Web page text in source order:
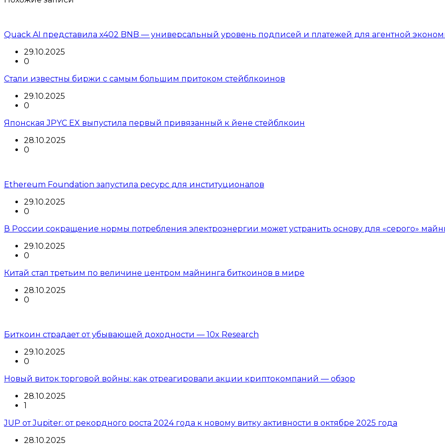
Quack AI представила x402 BNB — универсальный уровень подписей и платежей для агентной
29.10.2025
0
Стали известны биржи с самым большим притоком стейблкоинов
29.10.2025
0
Японская JPYC EX выпустила первый привязанный к йене стейблкоин
28.10.2025
0
Ethereum Foundation запустила ресурс для институционалов
29.10.2025
0
В России сокращение нормы потребления электроэнергии может устранить основу для «серого»
29.10.2025
0
Китай стал третьим по величине центром майнинга биткоинов в мире
28.10.2025
0
Биткоин страдает от убывающей доходности — 10x Research
29.10.2025
0
Новый виток торговой войны: как отреагировали акции криптокомпаний — обзор
28.10.2025
1
JUP от Jupiter: от рекордного роста 2024 года к новому витку активности в октябре 2025 года
28.10.2025